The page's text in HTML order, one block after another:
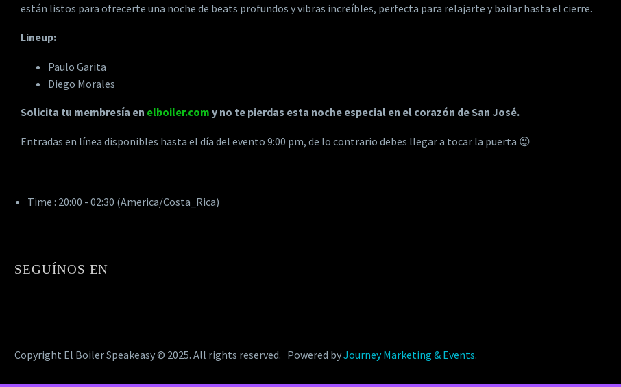
están listos para ofrecerte una noche de beats profundos y vibras increíbles, perfecta para relajarte y bailar hasta el cierre.
Lineup:
Paulo Garita
Diego Morales
Solicita tu membresía en elboiler.com y no te pierdas esta noche especial en el corazón de San José.
Entradas en línea disponibles hasta el día del evento 9:00 pm, de lo contrario debes llegar a tocar la puerta 😉
Time : 20:00 - 02:30 (America/Costa_Rica)
SEGUÍNOS EN
Copyright El Boiler Speakeasy © 2025. All rights reserved. Powered byJourney Marketing & Events.